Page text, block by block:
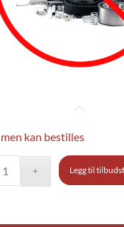
kan bestilles
Legg til